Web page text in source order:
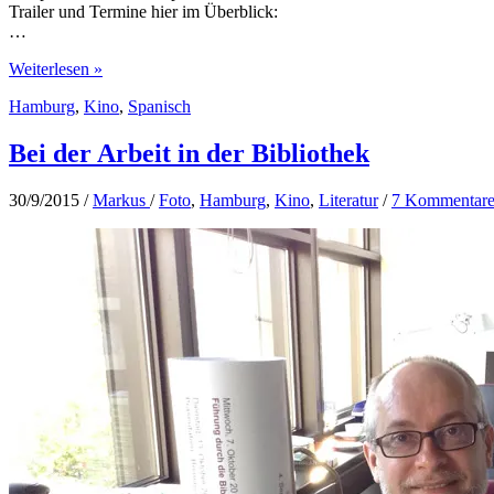
Trailer und Termine hier im Überblick:
…
Spanische
im
Kino
Weiterlesen »
Hamburg, Kino, Spanisch
Bei der Arbeit in der Bibliothek
30/9/2015 /Markus /Foto, Hamburg, Kino, Literatur/ 7 Kommentare